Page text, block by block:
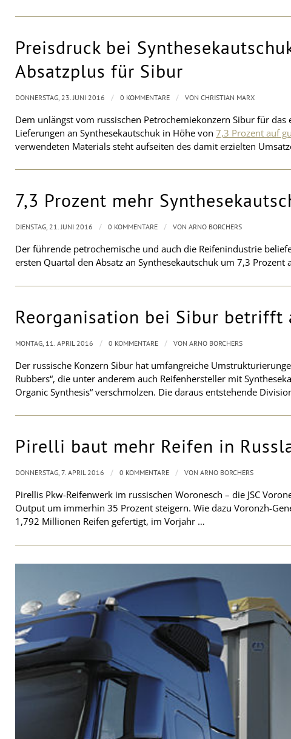
Preisdruck bei
Absatzplus für Sibur
Dem unlängst vom russischen Petrochemiekonzern Sibur für
Lieferungen an Synthesekautschuk in Höhe von 7,3 Prozent auf
verwendeten Materials steht aufseiten des damit erzielten
DONNERSTAG, 23. JUNI 2016 / 0 KOMMENTARE / VON CHRISTIAN MARX
7,3 Prozent mehr
Der führende petrochemische und auch die Reifenindustrie
ersten Quartal den Absatz an Synthesekautschuk um 7,3 Prozent
DIENSTAG, 21. JUNI 2016 / 0 KOMMENTARE / VON ARNO BORCHERS
Reorganisation bei Sibur betrifft
Der russische Konzern Sibur hat umfangreiche
Rubbers“, die unter anderem auch Reifenhersteller mit
Organic Synthesis“ verschmolzen. Die daraus entstehende
MONTAG, 11. APRIL 2016 / 0 KOMMENTARE / VON ARNO BORCHERS
Pirelli baut mehr Reifen in
Pirellis Pkw-Reifenwerk im russischen Woronesch – die JSC
Output um immerhin 35 Prozent steigern. Wie dazu Voronzh-
1,792 Millionen Reifen gefertigt, im Vorjahr …
DONNERSTAG, 7. APRIL 2016 / 0 KOMMENTARE / VON ARNO BORCHERS